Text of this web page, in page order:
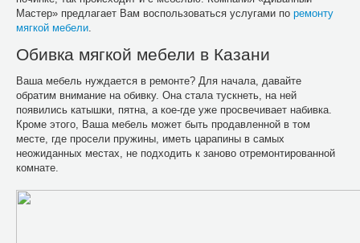
Мастер» предлагает Вам воспользоваться услугами по ремонту
мягкой мебели.
Обивка мягкой мебели в Казани
Ваша мебель нуждается в ремонте? Для начала, давайте
обратим внимание на обивку. Она стала тускнеть, на ней
появились катышки, пятна, а кое-где уже просвечивает набивка.
Кроме этого, Ваша мебель может быть продавленной в том
месте, где просели пружины, иметь царапины в самых
неожиданных местах, не подходить к заново отремонтированной
комнате.